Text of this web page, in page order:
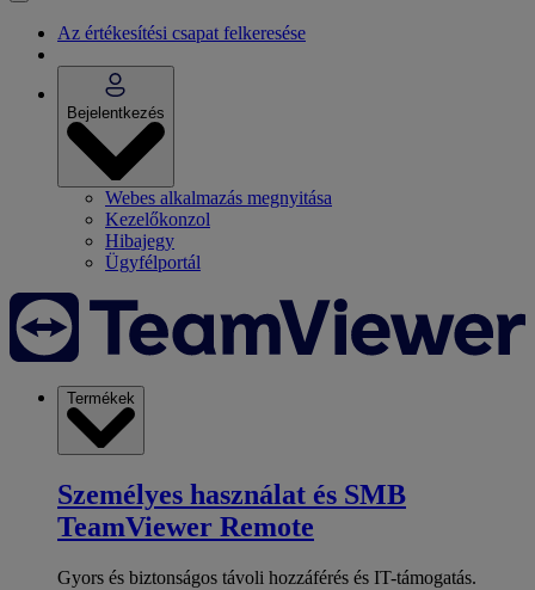
Az értékesítési csapat felkeresése
Bejelentkezés
Webes alkalmazás megnyitása
Kezelőkonzol
Hibajegy
Ügyfélportál
Termékek
Személyes használat és SMB
TeamViewer Remote
Gyors és biztonságos távoli hozzáférés és IT-támogatás.